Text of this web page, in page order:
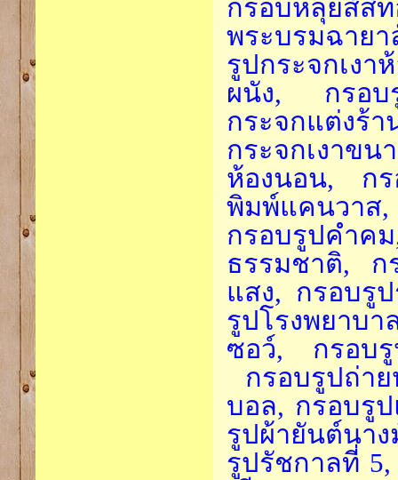
กรอบหลุยส์สี
พระบรมฉาย
รูปกระจกเงา
ผนัง, กรอบ
กระจกแต่งร้
กระจกเงาขน
ห้องนอน, กร
พิมพ์แคนวาส,
กรอบรูปค
ธรรมชาติ, ก
แสง, กรอบรู
รูปโรงพยาบ
ซอว์, กรอบรู
กรอบรูปถ่า
บอล, กรอบรู
รูปผ้ายันต์นา
รูปรัชกาลที่